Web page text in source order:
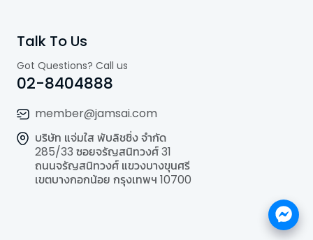
Talk To Us
Got Questions? Call us
02-8404888
member@jamsai.com
บริษัท แจ่มใส พับลิชชิ่ง จำกัด
285/33 ซอยจรัญสนิทวงศ์ 31
ถนนจรัญสนิทวงศ์ แขวงบางขุนศรี
เขตบางกอกน้อย กรุงเทพฯ 10700